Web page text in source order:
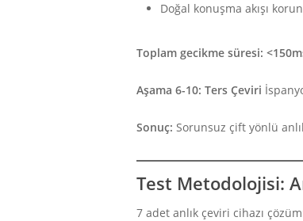
Doğal konuşma akışı
Toplam gecikme süresi:
Aşama 6-10: Ters Çeviri
Sonuç: Sorunsuz çift yönlü
Test Metodolojisi:
7 adet anlık çeviri cihazı